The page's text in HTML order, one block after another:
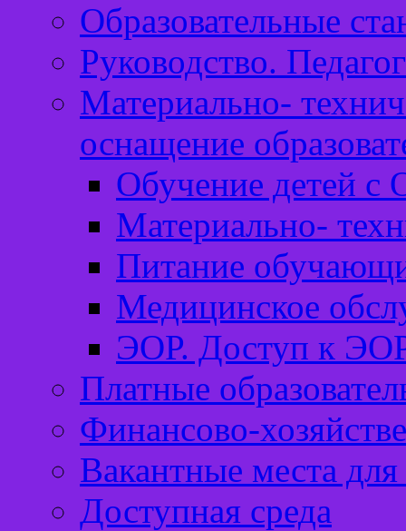
Образовательные
Руководство.
Материально-
оснащение
Обучение детей с
Материально-
Питание
Медицинское
ЭОР. Доступ к
Платные
Финансово-
Вакантные места
Доступная среда